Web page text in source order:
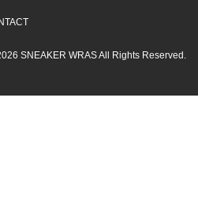
SNEAKER WRASAll Rights Reserved.